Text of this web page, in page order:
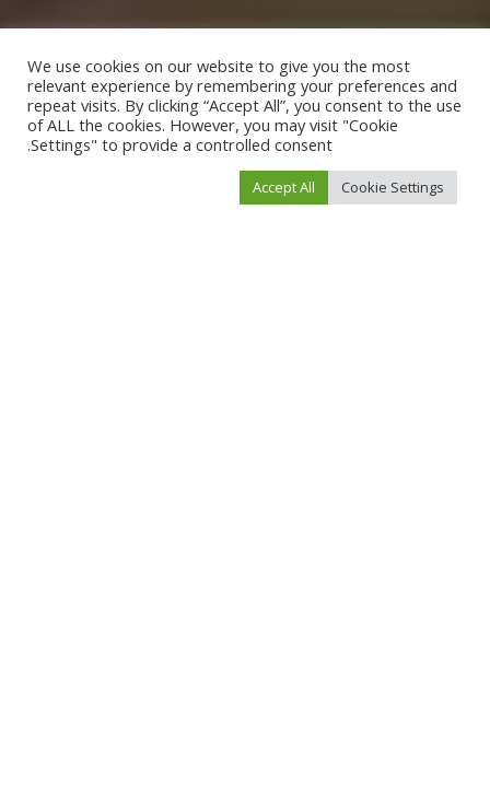
We use cookies on our website to give you the most
relevant experience by remembering your preferences and
repeat visits. By clicking “Accept All”, you consent to the use
of ALL the cookies. However, you may visit "Cookie
Settings" to provide a controlled consent.
Cookie Settings
Accept All